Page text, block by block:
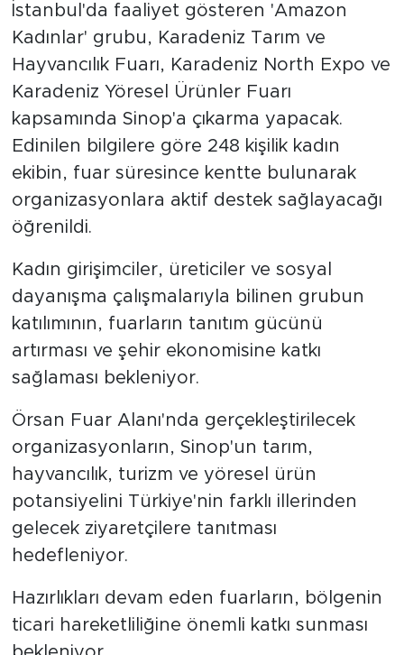
işletmelere olmalı'
İstanbul'da faaliyet gösteren 'Amazon
Kadınlar' grubu, Karadeniz Tarım ve
Hayvancılık Fuarı, Karadeniz North Expo ve
Karadeniz Yöresel Ürünler Fuarı
kapsamında Sinop'a çıkarma yapacak.
Edinilen bilgilere göre 248 kişilik kadın
ekibin, fuar süresince kentte bulunarak
organizasyonlara aktif destek sağlayacağı
öğrenildi.
Kadın girişimciler, üreticiler ve sosyal
dayanışma çalışmalarıyla bilinen grubun
katılımının, fuarların tanıtım gücünü
artırması ve şehir ekonomisine katkı
sağlaması bekleniyor.
Örsan Fuar Alanı'nda gerçekleştirilecek
organizasyonların, Sinop'un tarım,
hayvancılık, turizm ve yöresel ürün
potansiyelini Türkiye'nin farklı illerinden
gelecek ziyaretçilere tanıtması
hedefleniyor.
Hazırlıkları devam eden fuarların, bölgenin
ticari hareketliliğine önemli katkı sunması